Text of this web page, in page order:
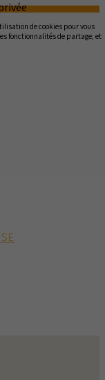
de cookies pour vous
fonctionnalités de partage, et